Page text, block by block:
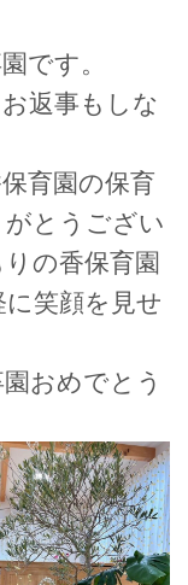
です。
返事もしな
育園の保育
とうござい
の香保育園
笑顔を見せ
おめでとう